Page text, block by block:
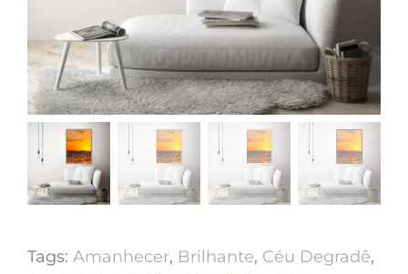
Tags: Amanhecer, Brilhante, Céu Degradê,